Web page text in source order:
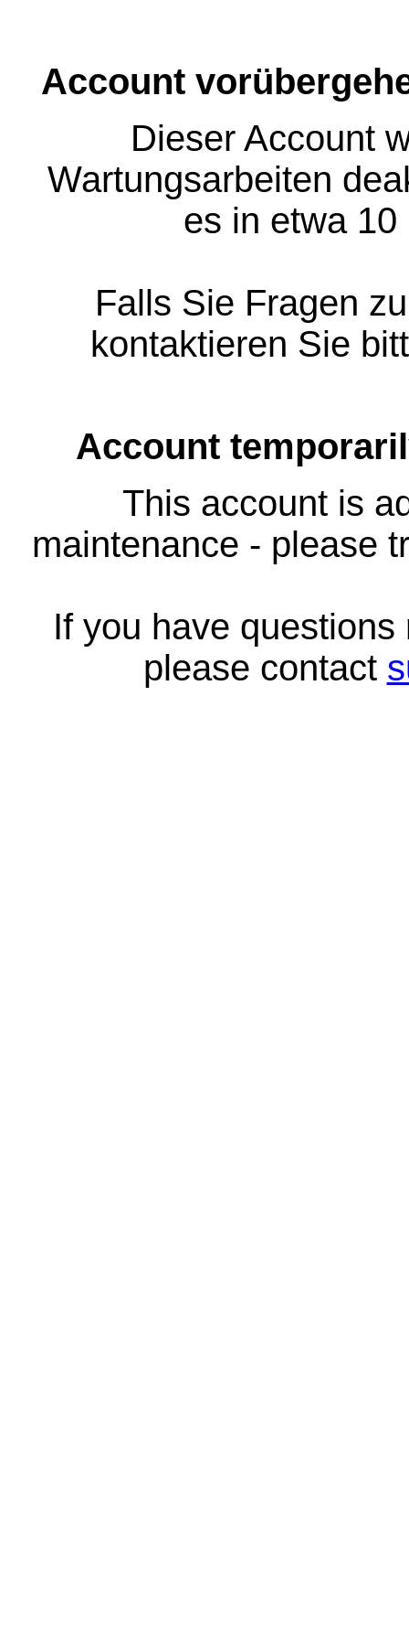
Account
Dieser Account
Wartungsarbeiten
es in etwa
Falls Sie Fragen
kontaktieren Sie
Account
This account is
maintenance - please
If you have
please contact